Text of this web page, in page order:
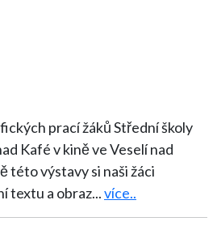
prací žáků Střední školy
Kafé v kině ve Veselí nad
této výstavy si naši žáci
textu a obraz...více..